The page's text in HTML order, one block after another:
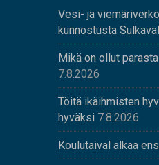
Vesi- ja
kunnostusta
Mikä on ollut
7.8.2026
Töitä ikäihmisten
hyväksi 7.8.2026
Koulutaival alkaa